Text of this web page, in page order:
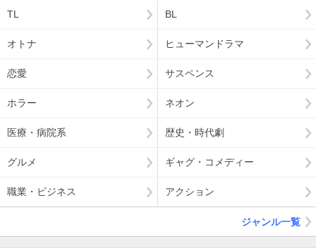
TL BL
オトナ ヒューマンドラマ
恋愛 サスペンス
ホラー ネオン
医療・病院系 歴史・時代劇
グルメ ギャグ・コメディー
職業・ビジネス アクション
ジャンル一覧